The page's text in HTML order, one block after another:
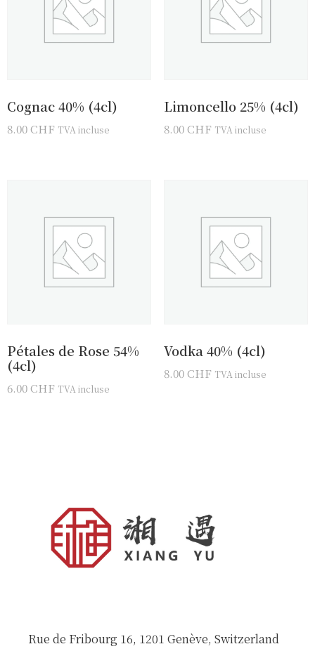
Cognac 40% (4cl)
8.00CHF TVA incluse
Limoncello 25% (4cl)
8.00CHF TVA incluse
Pétales de Rose 54%
(4cl)
6.00CHF TVA incluse
Vodka 40% (4cl)
8.00CHF TVA incluse
Rue de Fribourg 16, 1201 Genève, Switzerland